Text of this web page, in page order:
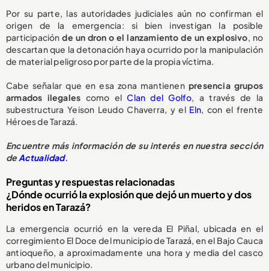
Por su parte, las autoridades judiciales aún no confirman el
origen de la emergencia: si bien investigan la posible
participaciónde un dron o el lanzamiento de un explosivo, no
descartan que la detonación haya ocurrido por la manipulación
de material peligroso por parte de la propia víctima.
Cabe señalar que en esa zona mantienen presencia grupos
armados ilegales como elClan del Golfo, a través de la
subestructura Yeison Leudo Chaverra, y el Eln, con el frente
Héroes de Tarazá.
Encuentre más información de su interés en nuestra sección
deActualidad.
Preguntas y respuestas relacionadas
¿Dónde ocurrió la explosión que dejó un muerto y dos
heridos en Tarazá?
La emergencia ocurrió en la vereda El Piñal, ubicada en el
corregimiento El Doce del municipio de Tarazá, en el Bajo Cauca
antioqueño, a aproximadamente una hora y media del casco
urbano del municipio.